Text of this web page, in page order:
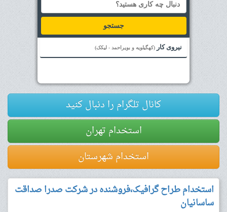
جستجو
نیروی کار (کهگیلویه و بویراحمد - لیکک)
کانال تلگرام را دنبال کنید
استخدام تهران
استخدام شهرستان
استخدام طراح گرافیک،فروشنده در شرکت صدرا صداقت
ساسانیان